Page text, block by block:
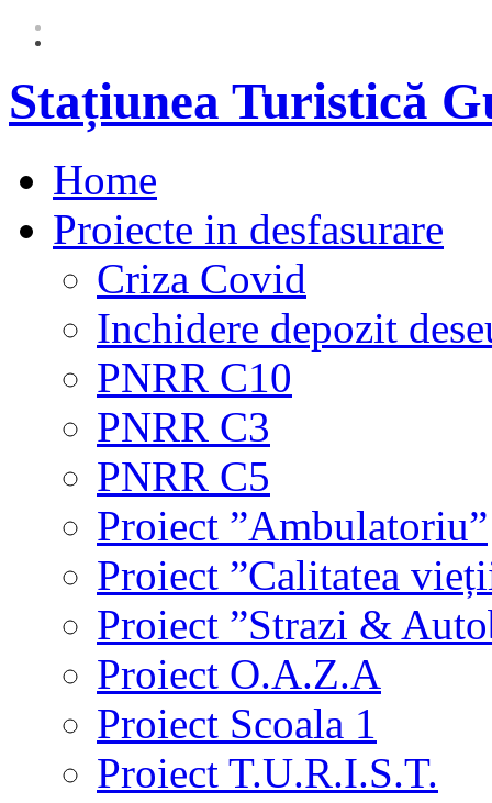
Stațiunea Turistică
Home
Proiecte in desfasurare
Criza Covid
Inchidere depozit
PNRR C10
PNRR C3
PNRR C5
Proiect ”Ambulatoriu”
Proiect ”Calitatea
Proiect ”Strazi &
Proiect O.A.Z.A
Proiect Scoala 1
Proiect T.U.R.I.S.T.